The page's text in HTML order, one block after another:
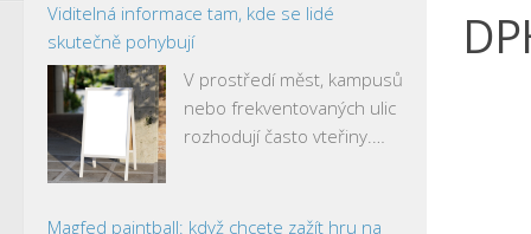
Viditelná informace tam, kde se lidé
skutečně pohybují
V prostředí měst, kampusů
nebo frekventovaných ulic
rozhodují často vteřiny.…
Magfed paintball: když chcete zažít hru na